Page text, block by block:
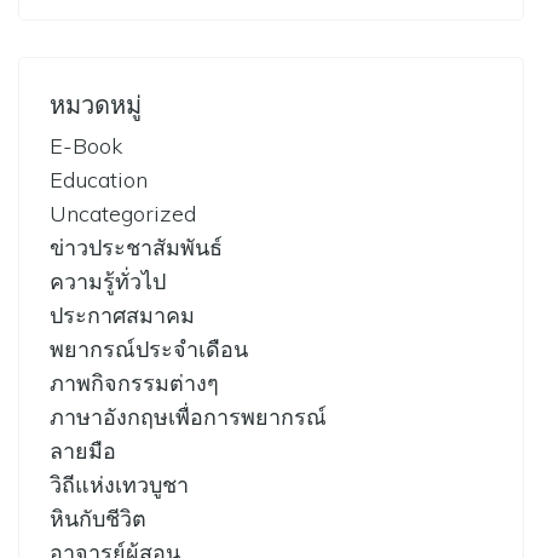
หมวดหมู่
E-Book
Education
Uncategorized
ข่าวประชาสัมพันธ์
ความรู้ทั่วไป
ประกาศสมาคม
พยากรณ์ประจำเดือน
ภาพกิจกรรมต่างๆ
ภาษาอังกฤษเพื่อการพยากรณ์
ลายมือ
วิถีแห่งเทวบูชา
หินกับชีวิต